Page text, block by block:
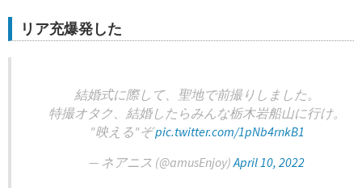
リア充爆発した
結婚式に際して、聖地で前撮りしました。
特撮オタク、結婚したらみんな栃木岩船山に行け。
"映える"ぞpic.twitter.com/1pNb4rnkB1
— ネアニス (@amusEnjoy)April 10, 2022